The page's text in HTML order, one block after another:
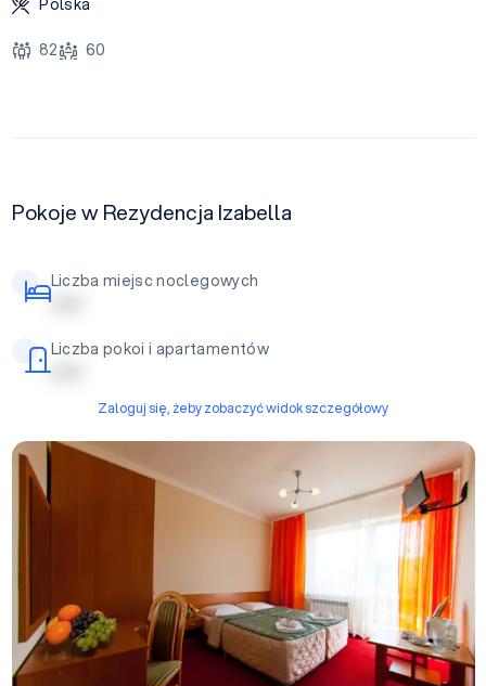
82 60
Pokoje w Rezydencja Izabella
Liczba miejsc noclegowych
| | | | |
Liczba pokoi i apartamentów
| | | | |
Zaloguj się, żeby zobaczyć widok szczegółowy